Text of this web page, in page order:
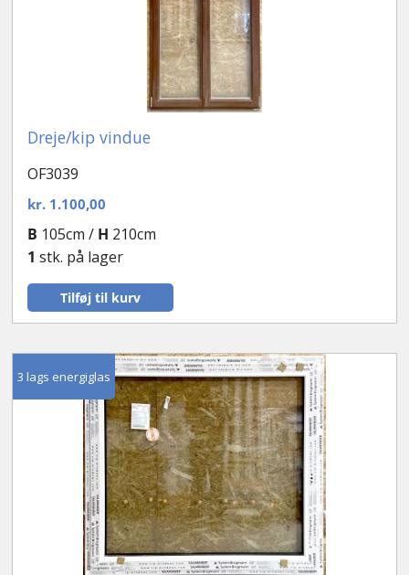
Dreje/kip vindue
OF3039
kr.1.100,00
Tilføj til kurv
B 105cm / H 210cm
1 stk. på lager
3 lags energiglas